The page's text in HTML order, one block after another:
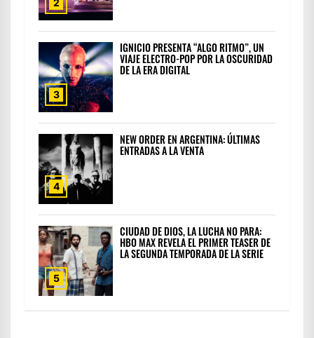
3
IGNICIO PRESENTA “ALGO RITMO”, UN
VIAJE ELECTRO-POP POR LA OSCURIDAD
DE LA ERA DIGITAL
4
NEW ORDER EN ARGENTINA: ÚLTIMAS
ENTRADAS A LA VENTA
5
CIUDAD DE DIOS, LA LUCHA NO PARA:
HBO MAX REVELA EL PRIMER TEASER DE
LA SEGUNDA TEMPORADA DE LA SERIE